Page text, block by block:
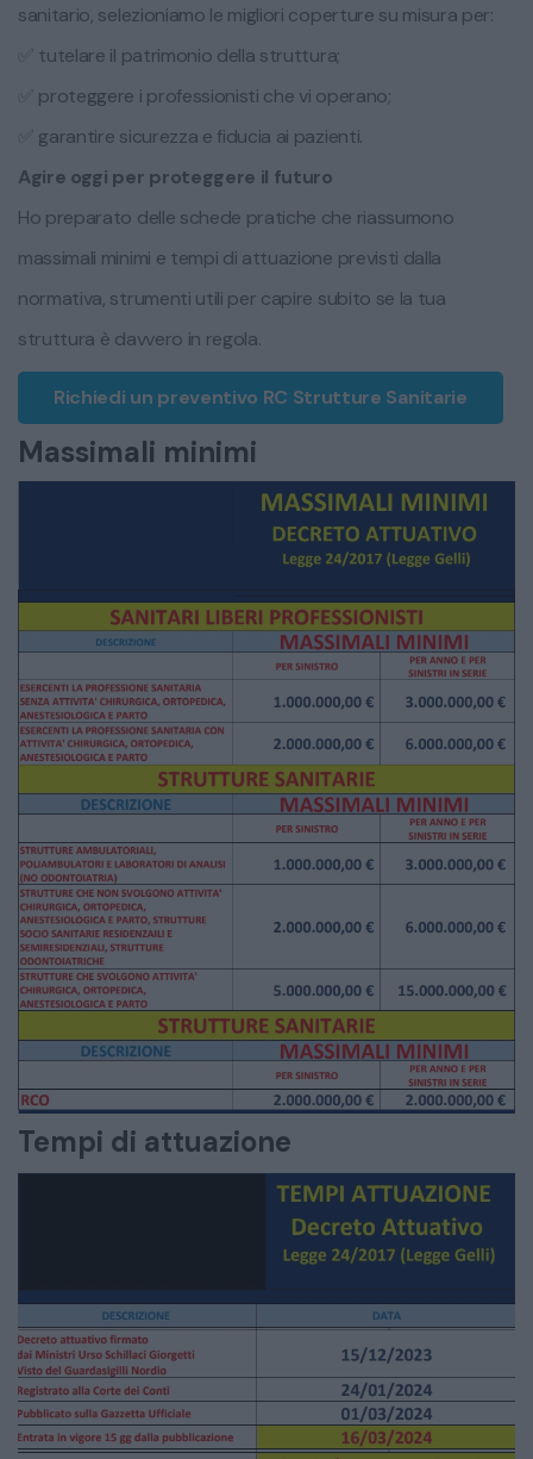
sanitario, selezioniamo le migliori coperture su misura per:
✅ tutelare il patrimonio della struttura;
✅ proteggere i professionisti che vi operano;
✅ garantire sicurezza e fiducia ai pazienti.
Agire oggi per proteggere il futuro
Ho preparato delle schede pratiche che riassumono
massimali minimi e tempi di attuazione previsti dalla
normativa, strumenti utili per capire subito se la tua
struttura è davvero in regola.
Richiedi un preventivo RC Strutture Sanitarie
Massimali minimi
Tempi di attuazione